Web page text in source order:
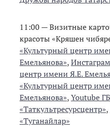
11:00 — Визитные
красоты «Кряшен
«Культурный центр
Емельянова»,
центр имени Я.Е.
«Культурный центр
Емельянова»,Youtube
«Таткультресурсцентр»,
«Туганайлар»